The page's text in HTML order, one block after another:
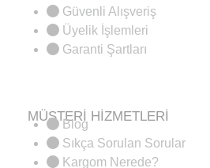
Güvenli Alışveriş
Üyelik İşlemleri
Garanti Şartları
MÜŞTERİ HİZMETLERİ
Blog
Sıkça Sorulan Sorular
Kargom Nerede?